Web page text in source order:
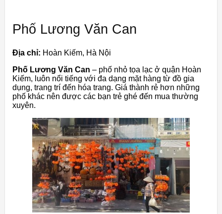
Phố Lương Văn Can
Địa chỉ: Hoàn Kiếm, Hà Nội
Phố Lương Văn Can – phố nhỏ tọa lạc ở quận Hoàn
Kiếm, luôn nổi tiếng với đa dạng mặt hàng từ đồ gia
dụng, trang trí đến hóa trang. Giá thành rẻ hơn những
phố khác nên được các bạn trẻ ghé đến mua thường
xuyên.